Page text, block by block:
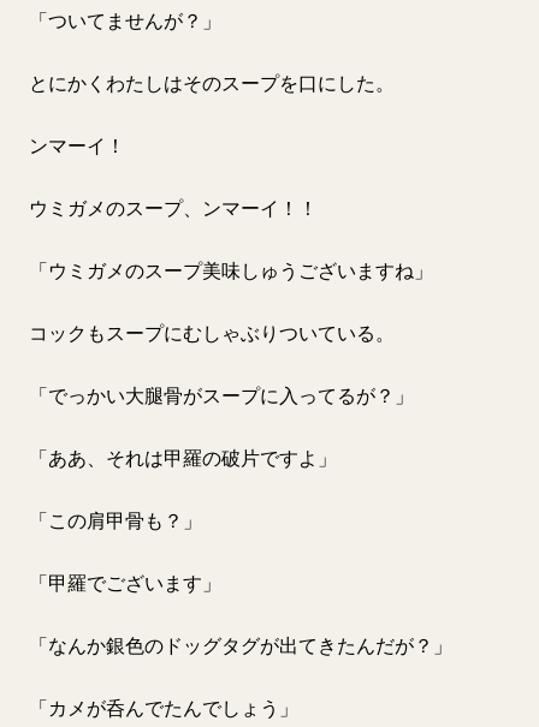
「ついてませんが？」
とにかくわたしはそのスープを口にした。
ンマーイ！
ウミガメのスープ、ンマーイ！！
「ウミガメのスープ美味しゅうございますね」
コックもスープにむしゃぶりついている。
「でっかい大腿骨がスープに入ってるが？」
「ああ、それは甲羅の破片ですよ」
「この肩甲骨も？」
「甲羅でございます」
「なんか銀色のドッグタグが出てきたんだが？」
「カメが呑んでたんでしょう」